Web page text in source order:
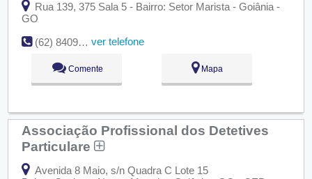
Rua 139, 375 Sala 5 - Bairro: Setor Marista - Goiânia -
GO
(62) 8409-8170
ver telefone
Comente Mapa
Associação Profissional dos Detetives
Particulare
Avenida 8 Maio, s/n Quadra C Lote 15